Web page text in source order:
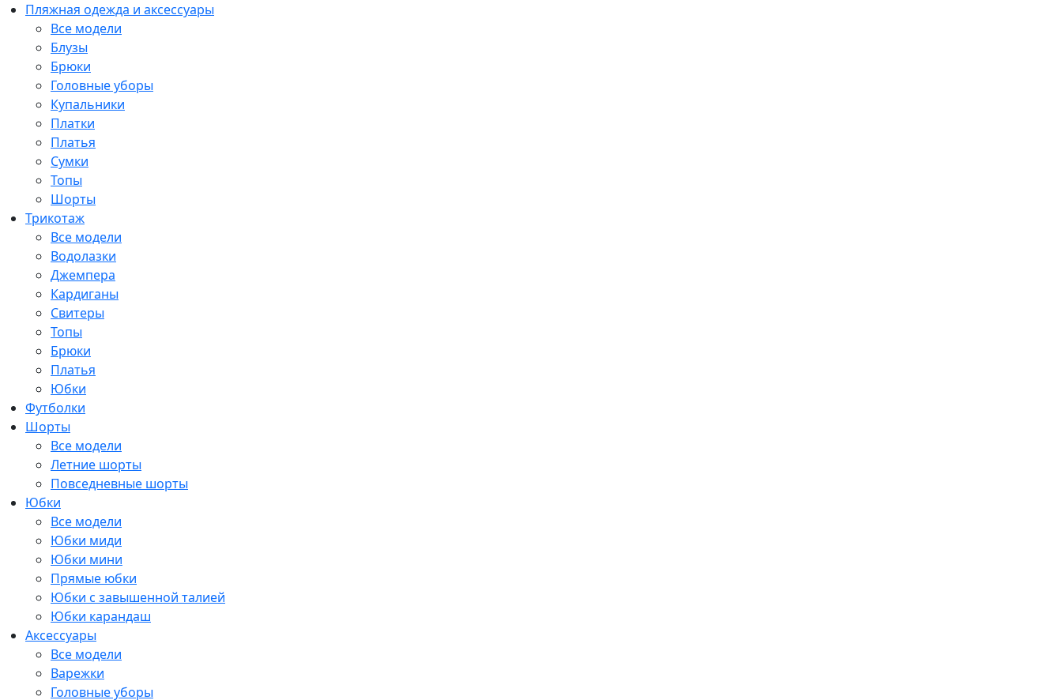
Пляжная одежда и аксессуары
Все модели
Блузы
Брюки
Головные уборы
Купальники
Платки
Платья
Сумки
Топы
Шорты
Трикотаж
Все модели
Водолазки
Джемпера
Кардиганы
Свитеры
Топы
Брюки
Платья
Юбки
Футболки
Шорты
Все модели
Летние шорты
Повседневные шорты
Юбки
Все модели
Юбки миди
Юбки мини
Прямые юбки
Юбки с завышенной талией
Юбки карандаш
Аксессуары
Все модели
Варежки
Головные уборы